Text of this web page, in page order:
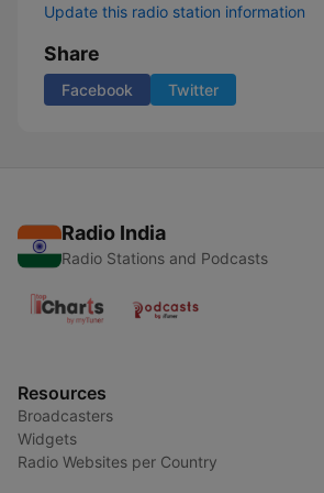
Update this radio station information
Share
Facebook Twitter
Radio India
Radio Stations and Podcasts
Resources
Broadcasters
Widgets
Radio Websites per Country